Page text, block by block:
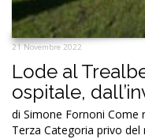
21 Novembre 2022
Lode al
ospitale,
di Simone Fornoni Come
Terza Categoria privo